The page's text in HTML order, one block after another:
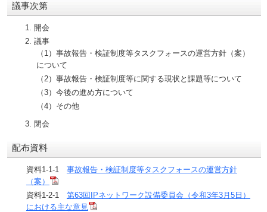
議事次第
開会
議事
（1）事故報告・検証制度等タスクフォースの運営方針（案）
について
（2）事故報告・検証制度等に関する現状と課題等について
（3）今後の進め方について
（4）その他
閉会
配布資料
資料1-1-1 事故報告・検証制度等タスクフォースの運営方針
（案）
資料1-2-1 第63回IPネットワーク設備委員会（令和3年3月5日）
における主な意見